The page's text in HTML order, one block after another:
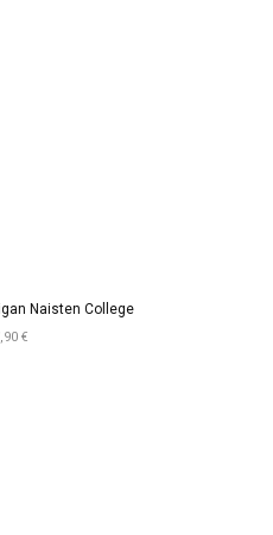
Naisten College
€